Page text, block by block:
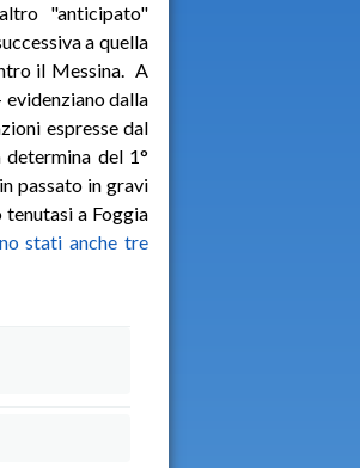
"anticipato"
a quella
il Messina. A
dalla
espresse dal
del 1°
passato in gravi
a Foggia
stati anche tre